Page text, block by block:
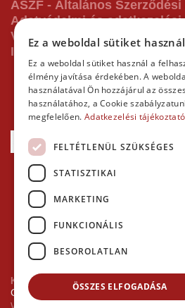
ÁSZF - Általános
Adatvédelmi és
Vásárlás előtti tájékoztató
Impresszum
A pályafoglalást,
termékeinket,
gyorsan bankkártyával
Kezdőlap
Copyright © 2026 Minden jog fenntartva!
Ez a weboldal sütiket használ
Ez a weboldal sütiket használ a
élmény javítása érdekében. A
használatával Ön hozzájárul az
használatához, a Cookie
megfelelően. Adatkezelési
FELTÉTLENÜL SZÜKSÉGES
STATISZTIKAI
MARKETING
FUNKCIONÁLIS
BESOROLATLAN
ÖSSZES ELFOGADÁSA